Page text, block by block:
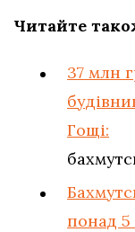
Читайте
37 млн
Гощі:
понад 5